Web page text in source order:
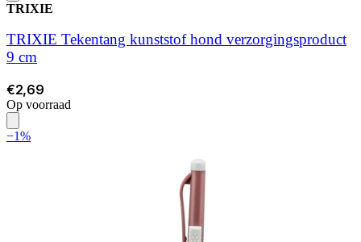
TRIXIE
TRIXIE Tekentang kunststof hond verzorgingsproduct
9 cm
€2,69
Op voorraad
−1%